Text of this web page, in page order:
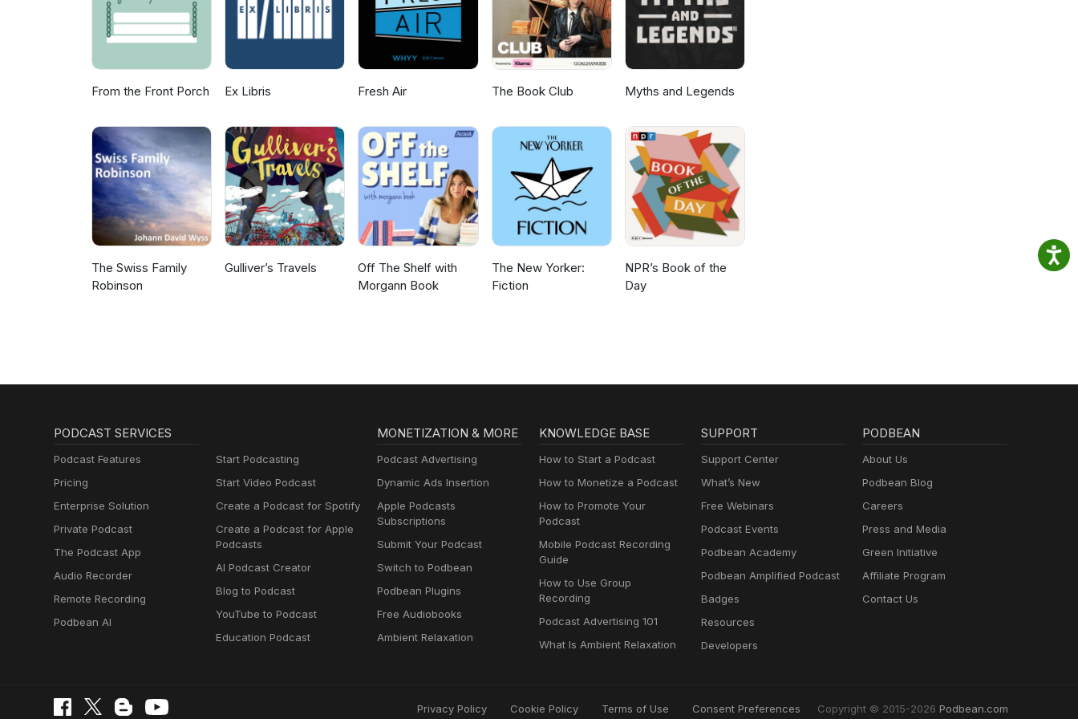
From the Front Porch Ex Libris Fresh Air The Book Club Myths and Legends
The Swiss Family
Robinson
Gulliver’s Travels
Off The Shelf with
Morgann Book
The New Yorker:
Fiction
NPR’s Book of the
Day
PODCAST SERVICES
Podcast Features
Pricing
Enterprise Solution
Private Podcast
The Podcast App
Audio Recorder
Remote Recording
Podbean AI
Start Podcasting
Start Video Podcast
Create a Podcast for Spotify
Create a Podcast for Apple
Podcasts
AI Podcast Creator
Blog to Podcast
YouTube to Podcast
Education Podcast
MONETIZATION & MORE
Podcast Advertising
Dynamic Ads Insertion
Apple Podcasts
Subscriptions
Submit Your Podcast
Switch to Podbean
Podbean Plugins
Free Audiobooks
Ambient Relaxation
KNOWLEDGE BASE
How to Start a Podcast
How to Monetize a Podcast
How to Promote Your
Podcast
Mobile Podcast Recording
Guide
How to Use Group
Recording
Podcast Advertising 101
What Is Ambient Relaxation
SUPPORT
Support Center
What’s New
Free Webinars
Podcast Events
Podbean Academy
Podbean Amplified Podcast
Badges
Resources
Developers
PODBEAN
About Us
Podbean Blog
Careers
Press and Media
Green Initiative
Affiliate Program
Contact Us
Privacy Policy Cookie Policy Terms of Use Consent Preferences Copyright © 2015-2026 Podbean.com